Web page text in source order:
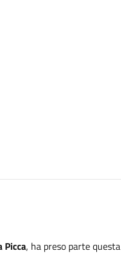
Picca, ha preso parte questa